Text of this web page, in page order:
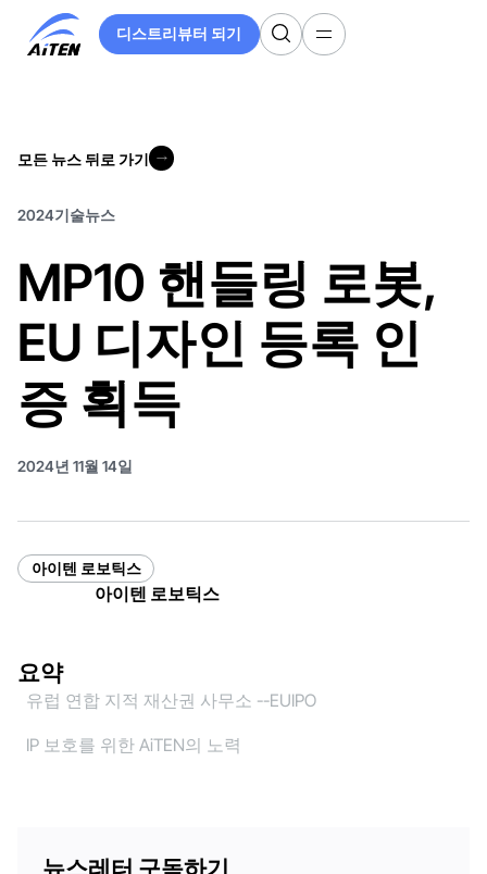
디스트리뷰터 되기
디스트리뷰터 되기
모든 뉴스 뒤로 가기
2024기술뉴스
MP10 핸들링 로봇,
EU 디자인 등록 인
증 획득
2024년 11월 14일
아이텐 로보틱스
아이텐 로보틱스
요약
유럽 연합 지적 재산권 사무소 --EUIPO
IP 보호를 위한 AiTEN의 노력
뉴스레터 구독하기